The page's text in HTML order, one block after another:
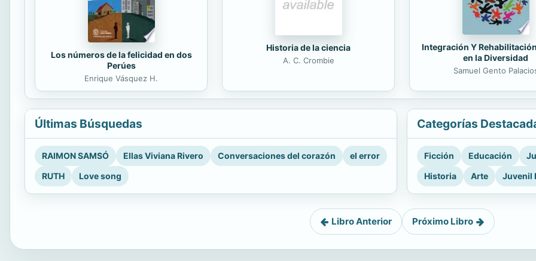
Los números de la felicidad en dos
Perúes
Enrique Vásquez H.
Historia de la ciencia
A. C. Crombie
Integración Y
en la Diversidad
Samuel Gento
Últimas Búsquedas
RAIMON SAMSÓ Ellas Viviana Rivero Conversaciones del corazón
el error
RUTH
Love song
Categorías
Ficción Educación
Historia
Arte Juvenil
Libro Anterior Próximo Libro